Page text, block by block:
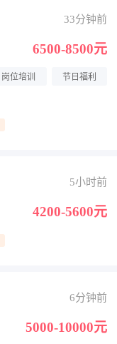
33分钟前
6500-8500元
岗位培训 节日福利
5小时前
4200-5600元
6分钟前
5000-10000元